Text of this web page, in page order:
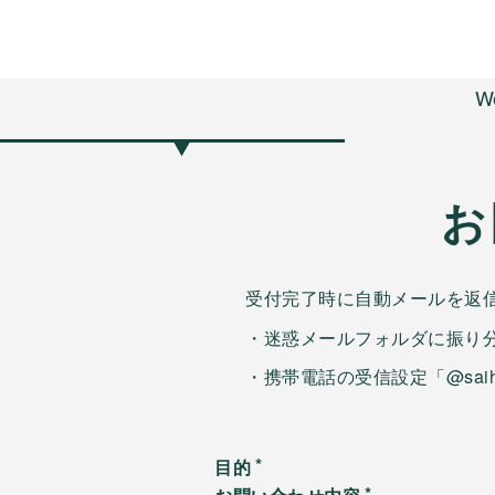
受付完了時に自動メールを返
・迷惑メールフォルダに振り
・携帯電話の受信設定「
目的